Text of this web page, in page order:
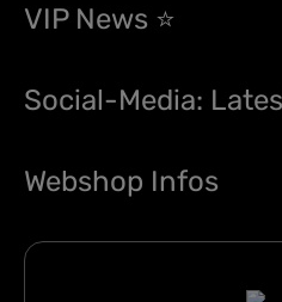
VIP News ⭐
Social-Media:
Webshop Infos